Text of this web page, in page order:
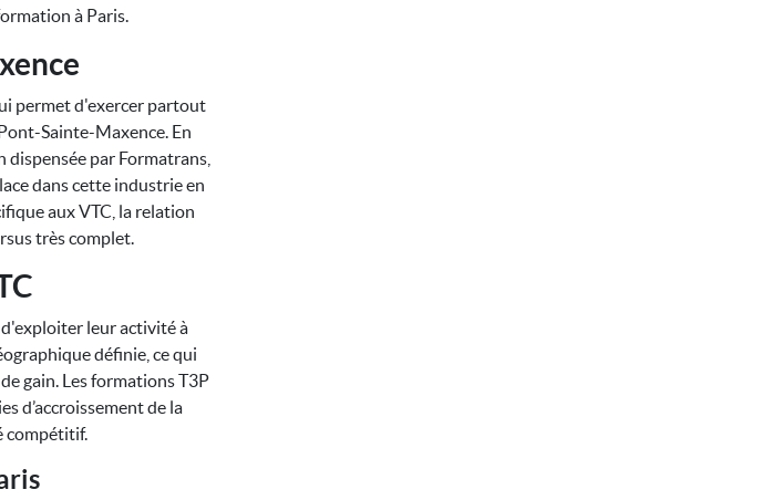
à Paris.
permet d'exercer partout
Sainte-Maxence. En
par Formatrans,
dans cette industrie en
aux VTC, la relation
très complet.
leur activité à
définie, ce qui
gain. Les formations T3P
d’accroissement de la
compétitif.